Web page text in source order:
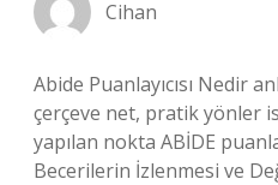
Cihan
Abide Puanlayıcısı Nedir
çerçeve net, pratik yönler
yapılan nokta ABİDE
Becerilerin İzlenmesi ve